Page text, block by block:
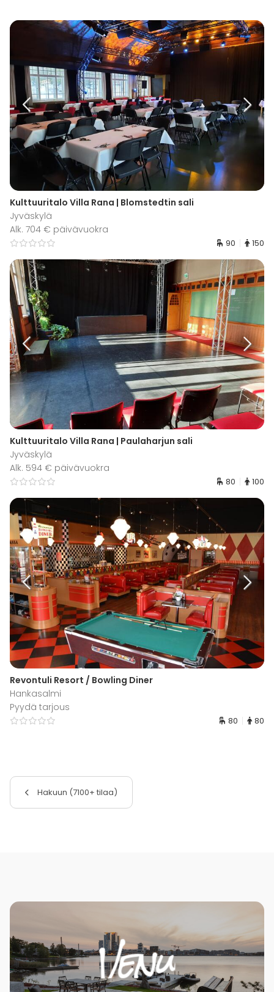
Kulttuuritalo Villa Rana | Blomstedtin sali
Jyväskylä
Alk. 704 € päivävuokra
90 150
Kulttuuritalo Villa Rana | Paulaharjun sali
Jyväskylä
Alk. 594 € päivävuokra
80 100
Revontuli Resort / Bowling Diner
Hankasalmi
Pyydä tarjous
80 80
Hakuun (7100+ tilaa)